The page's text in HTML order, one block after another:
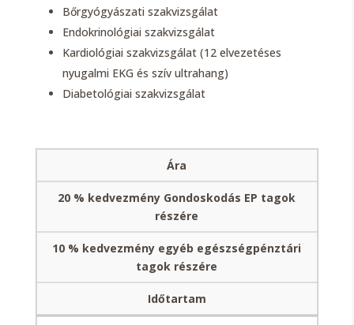
Bőrgyógyászati szakvizsgálat
Endokrinológiai szakvizsgálat
Kardiológiai szakvizsgálat (12 elvezetéses
nyugalmi EKG és szív ultrahang)
Diabetológiai szakvizsgálat
Ára
20 % kedvezmény Gondoskodás EP tagok
részére
10 % kedvezmény egyéb egészségpénztári
tagok részére
Időtartam